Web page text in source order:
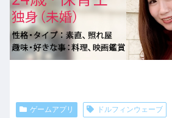
ゲームアプリ ドルフィンウェーブ